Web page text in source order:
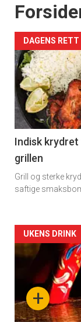
DAGENS RETT
Indisk
grillen
Grill og sterke
saftige
Forsiden
akkurat
nå
-
+
UKENS DRINK